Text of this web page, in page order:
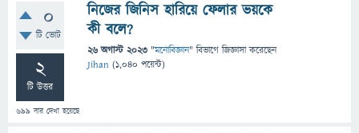
0
টি ভোট
2
টি উত্তর
699 বার দেখা হয়েছে
নিজের জিনিস হারিয়ে ফেলার ভয়কে
কী বলে?
26 অগাস্ট 2023 "মনোবিজ্ঞান" বিভাগে জিজ্ঞাসাকরেছেন
Jihan (1,040 পয়েন্ট)